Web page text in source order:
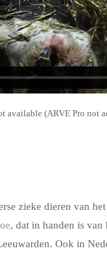
available (ARVE Pro not
zieke dieren van
, dat in handen is
Ook in